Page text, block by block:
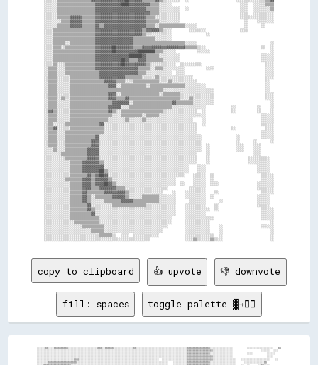
copy to clipboard 👍 upvote 👎 downvote
fill: spaces toggle palette ▓→✊🏽